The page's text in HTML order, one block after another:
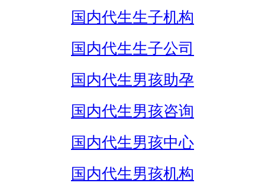
国内代生生子机构
国内代生生子公司
国内代生男孩助孕
国内代生男孩咨询
国内代生男孩中心
国内代生男孩机构